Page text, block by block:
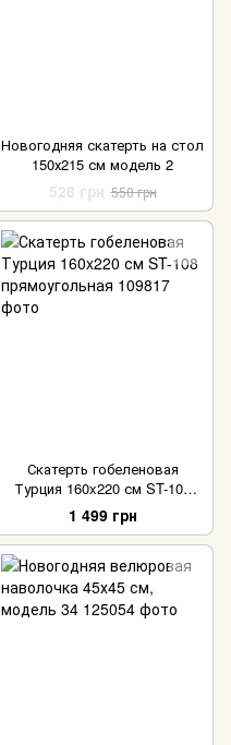
Новогодняя скатерть на стол
150х215 см модель 2
528 грн 550 грн
Скатерть гобеленовая
Турция 160x220 см ST-108
прямоугольная
1 499 грн